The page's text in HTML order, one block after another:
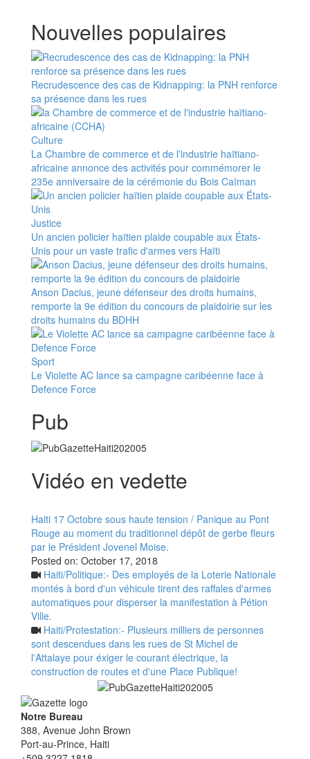
Nouvelles populaires
Recrudescence des cas de Kidnapping: la PNH renforce
sa présence dans les rues
Culture
La Chambre de commerce et de l'industrie haïtiano-
africaine annonce des activités pour commémorer le
235e anniversaire de la cérémonie du Bois Caïman
Justice
Un ancien policier haïtien plaide coupable aux États-
Unis pour un vaste trafic d'armes vers Haïti
Anson Dacius, jeune défenseur des droits humains,
remporte la 9e édition du concours de plaidoirie sur les
droits humains du BDHH
Sport
Le Violette AC lance sa campagne caribéenne face à
Defence Force
Pub
Vidéo en vedette
Haiti 17 Octobre sous haute tension / Panique au Pont
Rouge au moment du traditionnel dépôt de gerbe fleurs
par le Président Jovenel Moise.
Posted on: October 17, 2018
Haiti/Politique:- Des employés de la Loterie Nationale
montés à bord d'un véhicule tirent des raffales d'armes
automatiques pour disperser la manifestation à Pétion
Ville.
Haiti/Protestation:- Plusieurs milliers de personnes
sont descendues dans les rues de St Michel de
l'Attalaye pour éxiger le courant électrique, la
construction de routes et d'une Place Publique!
Notre Bureau
388, Avenue John Brown
Port-au-Prince, Haiti